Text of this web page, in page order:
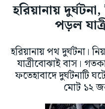
হরিয়ানায়
পড়ল
হরিয়ানায় পথ দুর্ঘটনা।
যাত্রীবোঝাই বাস।
ফতেহাবাদে দুর্ঘটনাটি
মোট ১২